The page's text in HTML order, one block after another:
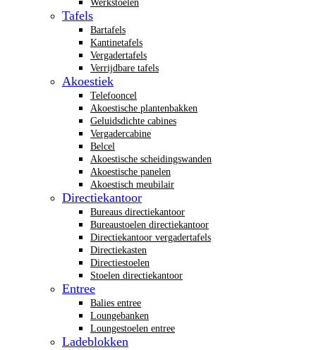
Werkstoelen
Tafels
Bartafels
Kantinetafels
Vergadertafels
Verrijdbare tafels
Akoestiek
Telefooncel
Akoestische plantenbakken
Geluidsdichte cabines
Vergadercabine
Belcel
Akoestische scheidingswanden
Akoestische panelen
Akoestisch meubilair
Directiekantoor
Bureaus directiekantoor
Bureaustoelen directiekantoor
Directiekantoor vergadertafels
Directiekasten
Directiestoelen
Stoelen directiekantoor
Entree
Balies entree
Loungebanken
Loungestoelen entree
Ladeblokken